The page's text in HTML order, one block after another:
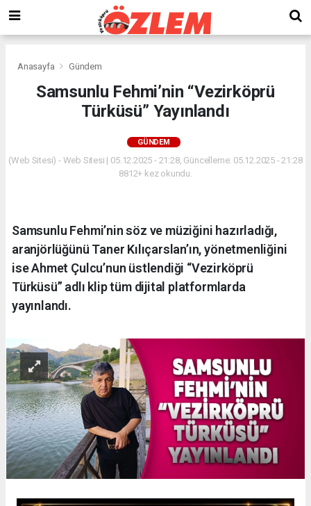
Anasayfa Gündem
Samsunlu Fehmi’nin “Vezirköprü
Türküsü” Yayınlandı
GÜNDEM
(Web Sitesi) - Web Sitesi | 05.12.2025 - 21:28, Güncelleme: 05.12.2025 - 21:28
8812+ kez okundu.
Samsunlu Fehmi’nin söz ve müziğini hazırladığı,
aranjörlüğünü Taner Kılıçarslan’ın, yönetmenliğini
ise Ahmet Çulcu’nun üstlendiği “Vezirköprü
Türküsü” adlı klip tüm dijital platformlarda
yayınlandı.